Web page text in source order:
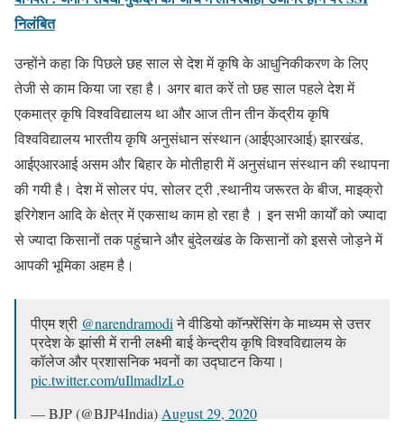
निलंबित
उन्होंने कहा कि पिछले छह साल से देश में कृषि के आधुनिकीकरण के लिए
तेजी से काम किया जा रहा है। अगर बात करें तो छह साल पहले देश में
एकमात्र कृषि विश्वविद्यालय था और आज तीन तीन केंद्रीय कृषि
विश्वविद्यालय भारतीय कृषि अनुसंधान संस्थान (आईएआरआई) झारखंड,
आईएआरआई असम और बिहार के मोतीहारी में अनुसंधान संस्थान की स्थापना
की गयी है। देश में सोलर पंप, सोलर ट्री ,स्थानीय जरूरत के बीज, माइक्रो
इरिगेशन आदि के क्षेत्र में एकसाथ काम हो रहा है । इन सभी कार्यों को ज्यादा
से ज्यादा किसानों तक पहुंचाने और बुंदेलखंड के किसानों को इससे जोड़ने में
आपकी भूमिका अहम है।
पीएम श्री @narendramodiने वीडियो कॉन्फ़्रेंसिंग के माध्यम से उत्तर
प्रदेश के झांसी में रानी लक्ष्मी बाई केन्‍द्रीय कृषि विश्वविद्यालय के
कॉलेज और प्रशासनिक भवनों का उद्घाटन किया।
pic.twitter.com/uIlmadlzLo
— BJP (@BJP4India) August 29, 2020